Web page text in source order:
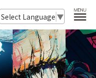
Select Language ▼